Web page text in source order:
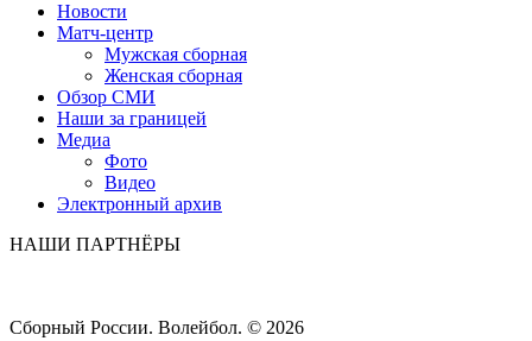
Новости
Матч-центр
Мужская сборная
Женская сборная
Обзор СМИ
Наши за границей
Медиа
Фото
Видео
Электронный архив
НАШИ ПАРТНЁРЫ
Сборный России. Волейбол. © 2026